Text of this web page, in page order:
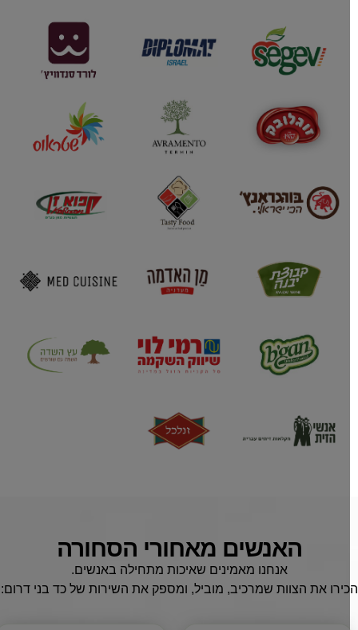
האנשים מאחורי הסחורה
אנחנו מאמינים שאיכות מתחילה באנשים.
את הצוות שמרכיב, מוביל, ומספק את השירות של כד בני דרום: